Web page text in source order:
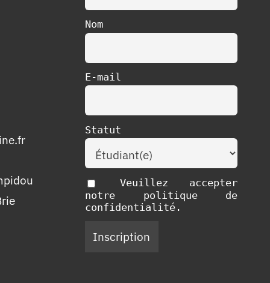
Nom
E-mail
Statut
Veuillez accepter
notre politique de
confidentialité.